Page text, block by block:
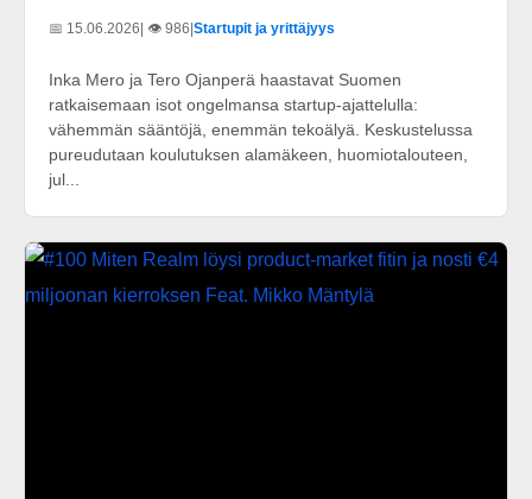
📅 15.06.2026| 👁️ 986|Startupit ja yrittäjyys
Inka Mero ja Tero Ojanperä haastavat Suomen
ratkaisemaan isot ongelmansa startup-ajattelulla:
vähemmän sääntöjä, enemmän tekoälyä. Keskustelussa
pureudutaan koulutuksen alamäkeen, huomiotalouteen,
jul...